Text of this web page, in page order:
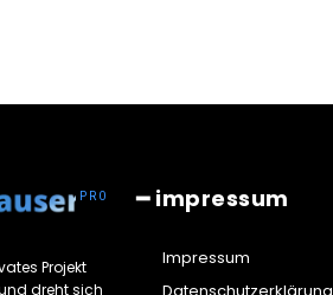
Projekt
dreht sich
━ impressum
Impressum